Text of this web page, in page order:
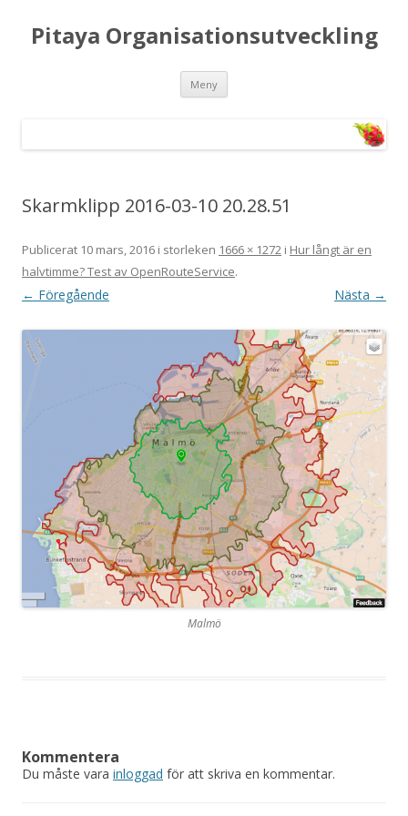
Pitaya Organisationsutveckling
Meny
Skarmklipp 2016-03-10 20.28.51
Publicerat 10 mars, 2016 i storleken 1666 × 1272 i Hur långt är en
halvtimme? Test av OpenRouteService.
← Föregående Nästa →
Malmö
Kommentera
Du måste vara inloggad för att skriva en kommentar.